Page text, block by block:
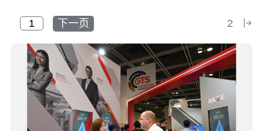
下一页 2